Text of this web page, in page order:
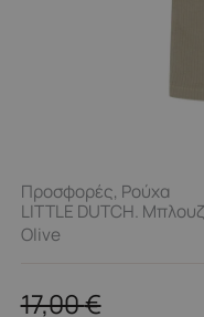
Προσφορές, Ρούχα
LITTLE DUTCH.
Olive
17,00€